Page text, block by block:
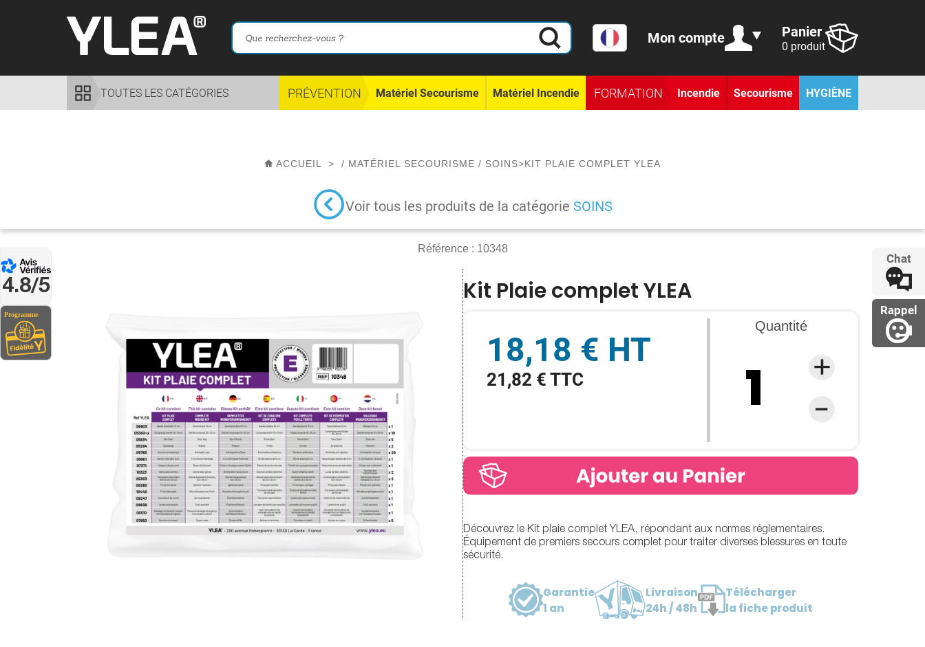
Chat
Rappel
4.8/5
Mon compte Panier
0 produit
TOUTES LES CATÉGORIES PRÉVENTION Matériel Secourisme Matériel Incendie FORMATION Incendie Secourisme HYGIÈNE
ACCUEIL > / MATÉRIEL SECOURISME / SOINS>KIT PLAIE COMPLET YLEA
Voir tous les produits de la catégorie SOINS
Référence : 10348
Kit Plaie complet YLEA
18,18 € HT
21,82 € TTC
Quantité
Découvrez le Kit plaie complet YLEA, répondant aux normes réglementaires.
Équipement de premiers secours complet pour traiter diverses blessures en toute
sécurité.
Garantie
1 an
Livraison
24h / 48h
Télécharger
la fiche produit